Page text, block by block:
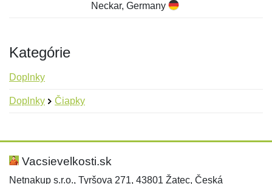
Neckar, Germany
Kategórie
Doplnky
Doplnky Čiapky
Hodnotenie:
Meno:
Vacsievelkosti.sk
Netnakup s.r.o., Tyršova 271, 43801 Žatec, Česká